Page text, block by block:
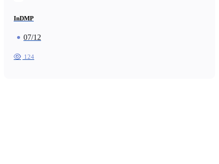
InDMP
07/12
124